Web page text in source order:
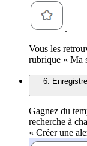
.
Vous les
rubrique « Ma
6.
Gagnez du
recherche à
« Créer une